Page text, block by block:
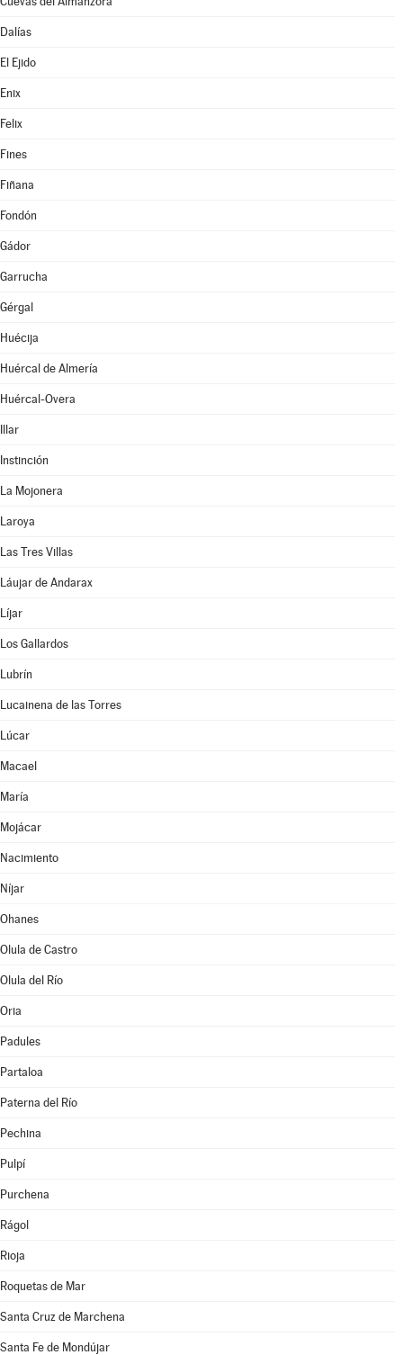
Dalías
El Ejido
Enix
Felix
Fines
Fiñana
Fondón
Gádor
Garrucha
Gérgal
Huécija
Huércal de Almería
Huércal-Overa
Illar
Instinción
La Mojonera
Laroya
Las Tres Villas
Láujar de Andarax
Líjar
Los Gallardos
Lubrín
Lucainena de las Torres
Lúcar
Macael
María
Mojácar
Nacimiento
Níjar
Ohanes
Olula de Castro
Olula del Río
Oria
Padules
Partaloa
Paterna del Río
Pechina
Pulpí
Purchena
Rágol
Rioja
Roquetas de Mar
Santa Cruz de Marchena
Santa Fe de Mondújar